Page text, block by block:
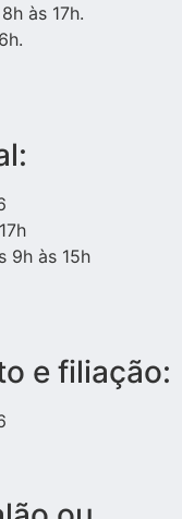
às 17h.
9h às 15h
e filiação: